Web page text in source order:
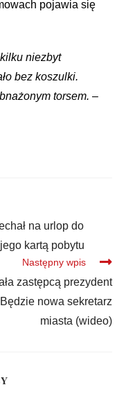
pojawia się
niezbyt
bez koszulki.
torsem. –
na urlop do
kartą pobytu
Następny wpis
zastępcą prezydent
nowa sekretarz
miasta (wideo)